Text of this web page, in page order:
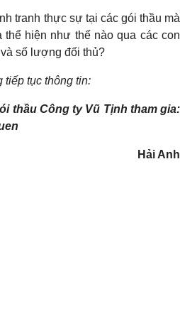
tranh thực sự tại các gói thầu mà
thể hiện như thế nào qua các con
số lượng đối thủ?
tiếp tục thông tin:
thầu Công ty Vũ Tịnh tham gia:
Hải Anh